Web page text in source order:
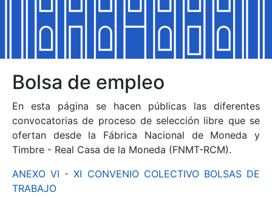
Mostrar/Ocultar
Mostrar/Ocultar
Mostrar/Ocultar
Mostrar/Ocultar
Mostrar/Ocultar
Bolsa de empleo
En esta página se hacen públicas las diferentes
convocatorias de proceso de selección libre que se
ofertan desde la Fábrica Nacional de Moneda y
Timbre - Real Casa de la Moneda (FNMT-RCM).
ANEXO VI - XI CONVENIO COLECTIVO BOLSAS DE
TRABAJO